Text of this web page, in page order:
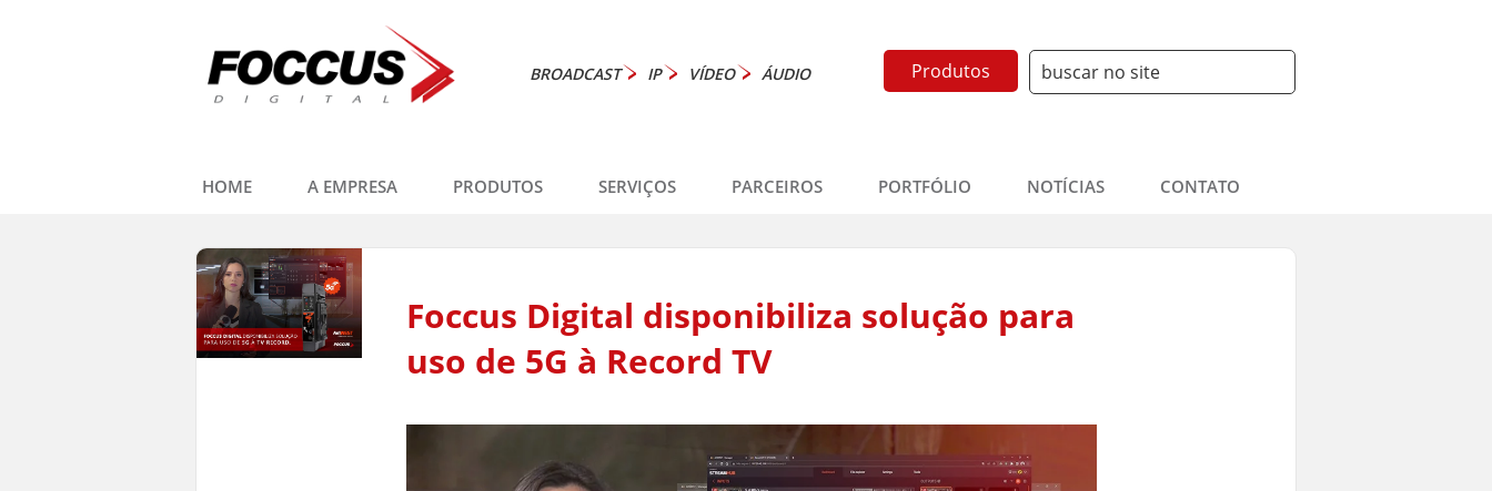
Produtos
BROADCAST IP VÍDEO ÁUDIO
HOME A EMPRESA PRODUTOS SERVIÇOS PARCEIROS PORTFÓLIO NOTÍCIAS CONTATO
Foccus Digital disponibiliza solução para
uso de 5G à Record TV